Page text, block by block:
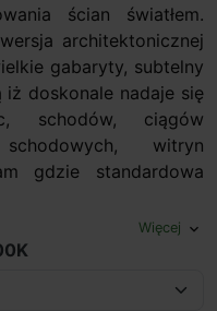
ścian światłem.
architektonicznej
gabaryty, subtelny
doskonale nadaje się
schodów, ciągów
witryn
gdzie standardowa
Więcej expand_more